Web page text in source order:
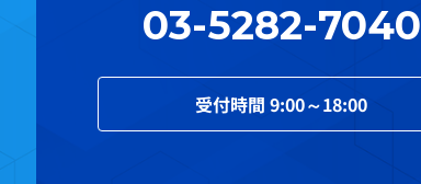
03-5282-7040
受付時間9:00～18:00